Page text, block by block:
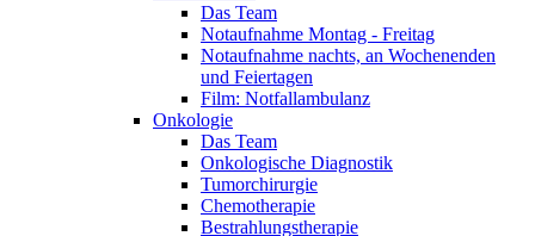
Das Team
Notaufnahme Montag - Freitag
Notaufnahme nachts, an Wochenenden
und Feiertagen
Film: Notfallambulanz
Onkologie
Das Team
Onkologische Diagnostik
Tumorchirurgie
Chemotherapie
Bestrahlungstherapie